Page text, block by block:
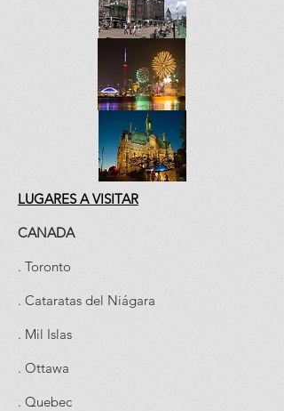
LUGARES A VISITAR
CANADA
. Toronto
. Cataratas del Niágara
. Mil Islas
. Ottawa
. Quebec